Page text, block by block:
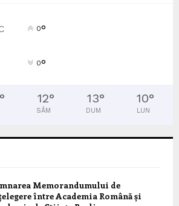
0°
0°
° 12°
SÂM
13°
DUM
10°
LUN
Memorandumului de
între Academia Română și